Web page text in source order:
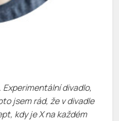
Experimentální divadlo,
jsem rád, že v divadle
kdy je X na každém